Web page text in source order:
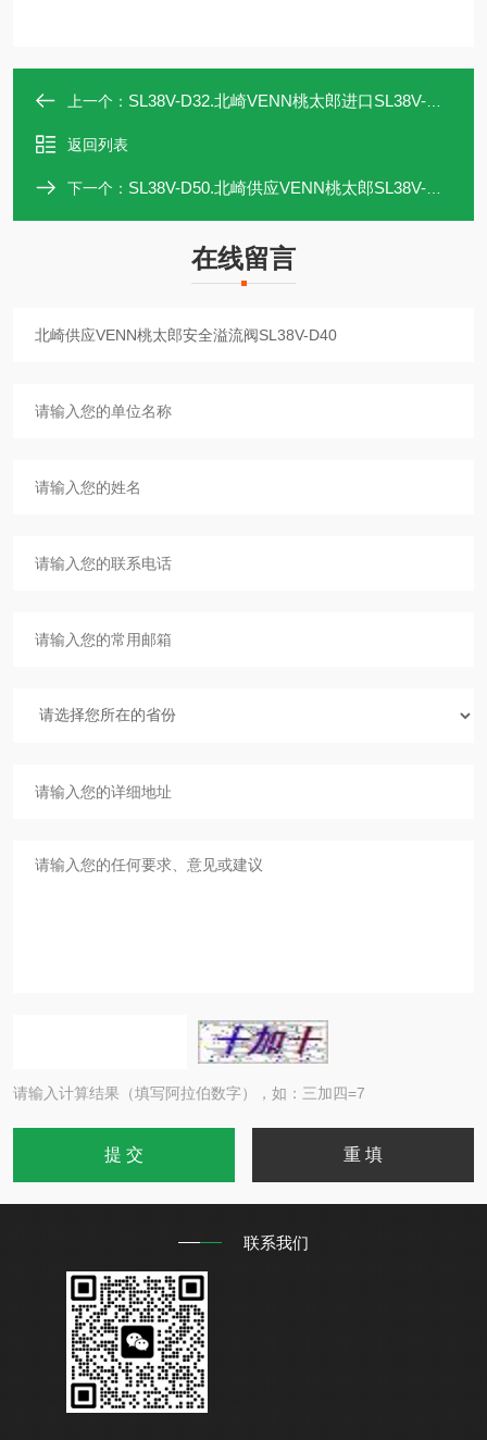
上一个： SL38V-D32.北崎VENN桃太郎进口SL38V-D32安全溢流阀
返回列表
下一个： SL38V-D50.北崎供应VENN桃太郎SL38V-D50安全溢流阀
在线留言
请输入计算结果（填写阿拉伯数字），如：三加四=7
联系我们